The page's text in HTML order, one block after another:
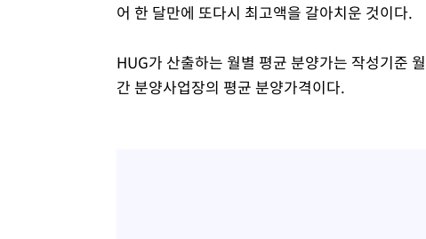
어 한 달만에 또다시 최고액을 갈아치운 것이다.
HUG가 산출하는 월별 평균 분양가는 작성기준
간 분양사업장의 평균 분양가격이다.